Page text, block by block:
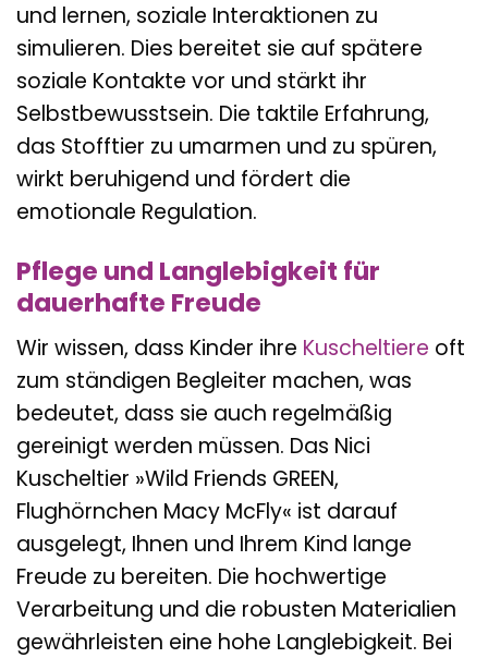
und lernen, soziale Interaktionen zu
simulieren. Dies bereitet sie auf spätere
soziale Kontakte vor und stärkt ihr
Selbstbewusstsein. Die taktile Erfahrung,
das Stofftier zu umarmen und zu spüren,
wirkt beruhigend und fördert die
emotionale Regulation.
Pflege und Langlebigkeit für
dauerhafte Freude
Wir wissen, dass Kinder ihre Kuscheltiere oft
zum ständigen Begleiter machen, was
bedeutet, dass sie auch regelmäßig
gereinigt werden müssen. Das Nici
Kuscheltier »Wild Friends GREEN,
Flughörnchen Macy McFly« ist darauf
ausgelegt, Ihnen und Ihrem Kind lange
Freude zu bereiten. Die hochwertige
Verarbeitung und die robusten Materialien
gewährleisten eine hohe Langlebigkeit. Bei